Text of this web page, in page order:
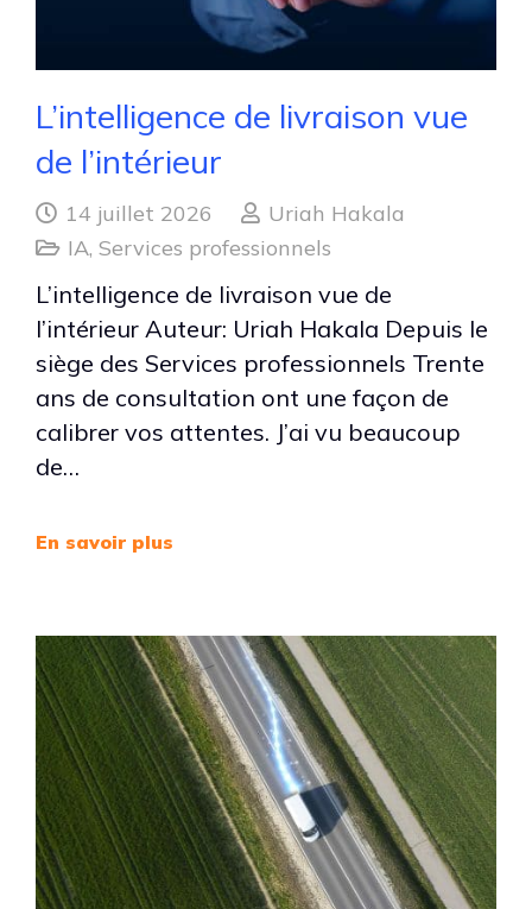
L’intelligence de livraison vue
de l’intérieur
14 juillet 2026
Uriah Hakala
IA,Services professionnels
L’intelligence de livraison vue de
l’intérieur Auteur: Uriah Hakala Depuis le
siège des Services professionnels Trente
ans de consultation ont une façon de
calibrer vos attentes. J’ai vu beaucoup
de…
En savoir plus